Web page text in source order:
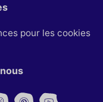
pour les cookies